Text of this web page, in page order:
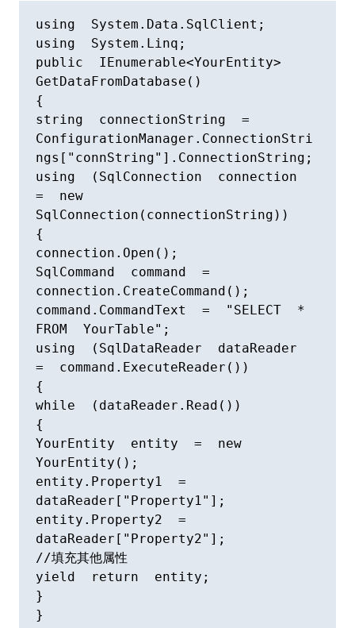
using  System.Data.SqlClient;
using  System.Linq;
public  IEnumerable<YourEntity>
GetDataFromDatabase()
{
string  connectionString  =
ConfigurationManager.ConnectionStri
ngs["connString"].ConnectionString;
using  (SqlConnection  connection
=  new
SqlConnection(connectionString))
{
connection.Open();
SqlCommand  command  =
connection.CreateCommand();
command.CommandText  =  "SELECT  *
FROM  YourTable";
using  (SqlDataReader  dataReader
=  command.ExecuteReader())
{
while  (dataReader.Read())
{
YourEntity  entity  =  new
YourEntity();
entity.Property1  =
dataReader["Property1"];
entity.Property2  =
dataReader["Property2"];
//填充其他属性
yield  return  entity;
}
}